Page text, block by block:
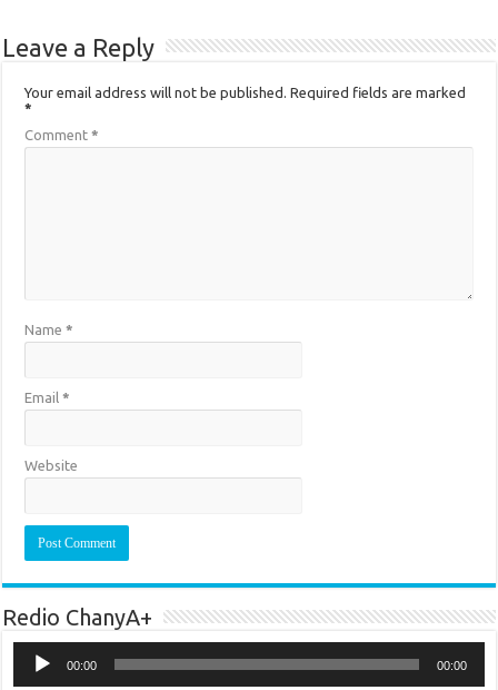
Leave a Reply
Your email address will not be published. Required fields are marked
*
Comment*
Name*
Email*
Website
Redio ChanyA+
Player
00:00 00:00